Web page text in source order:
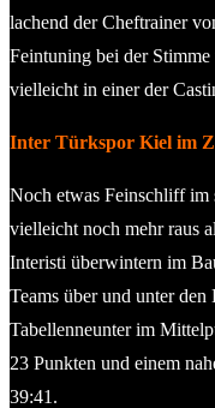
lachend der Cheftrainer
Feintuning bei der
vielleicht in einer der
Inter Türkspor Kiel im
Noch etwas Feinschliff im
vielleicht noch mehr raus
Interisti überwintern im
Teams über und unter
Tabellenneunter im
23 Punkten und einem
39:41.